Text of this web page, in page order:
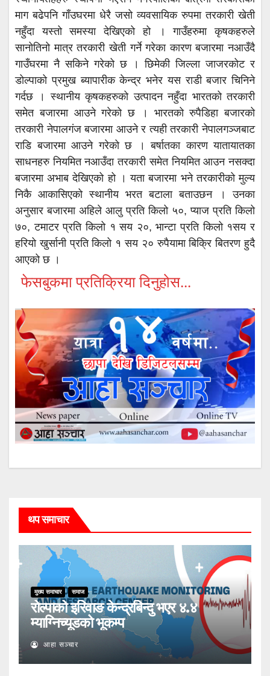
माग बढेपनि गाँउघरमा धेरै जसो व्यवसायिक रुपमा तरकारी खेती
नहुँदा यस्तो समस्या देखिएको हो । गाउँहरुमा कृषकहरुले
सानोतिनो मात्र तरकारी खेती गर्ने गरेका कारण बजारमा नआउँदै
गाउँघरमा नै सकिने गरेको छ । छिमेकी जिल्ला जाजरकोट र
डोल्पाको प्रमुख ब्यापारीक केन्द्र भनेर यस राडी बजार चिनिने
गर्दछ । स्थानीय कृषकहरुको उत्पादन नहुँदा भारतको तरकारी
समेत बजारमा आउने गरेको छ । भारतको रुपैडिहा बजारको
तरकारी नेपालगंज बजारमा आउने र त्यही तरकारी नेपालगञ्जबाट
राडि बजारमा आउने गरेको छ । बर्षातका कारण यातायातका
साधनहरु नियमित नआउँदा तरकारी समेत नियमित आउन नसक्दा
बजारमा अभाब देखिएको हो । यता बजारमा भने तरकारीको मुल्य
निकै आकासिएको स्थानीय भरत बटाला बताउछन । उनका
अनुसार बजारमा अहिले आलु प्रति किलो ५०, प्याज प्रति किलो
७०, टमाटर प्रति किलो १ सय २०, भान्टा प्रति किलो १सय र
हरियो खुर्सानी प्रति किलो १ सय २० रुपैयामा बिक्रि बितरण हुदै
आएको छ ।
फेसबुकमा प्रतिक्रिया दिनुहोस...
थप समाचार
मुख्य समाचार समाज
रोल्पाको इरिवाङ केन्द्रबिन्दु भएर ४.४
म्याग्निच्यूडको भूकम्प
आहा सञ्चार